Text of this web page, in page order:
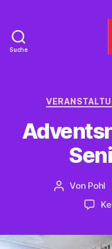
Suche
Beitragsautor
Von Pohl